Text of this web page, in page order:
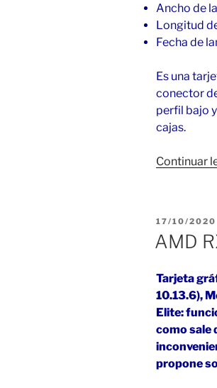
Ancho de
Longitud
Fecha de
Es una
conector
perfil bajo
cajas.
Continuar
PUBLICADO
17/10/2020
AMD
Tarjeta
10.13.6),
Elite:
como sale
propone